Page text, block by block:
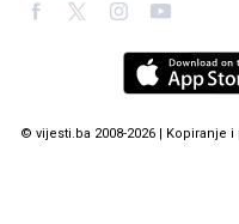
© vijesti.ba 2008-2026 | Kopiranje